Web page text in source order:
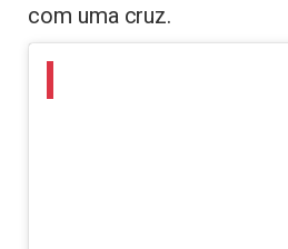
com uma cruz.